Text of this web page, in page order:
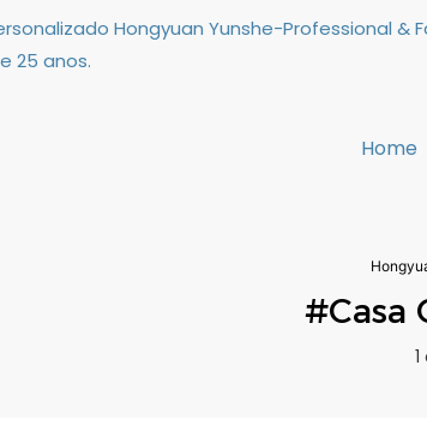
Hongyuan Yunshe-Professional &
25 anos.
Home
#Casa